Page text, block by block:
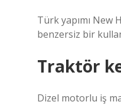
Türk yapımı New
benzersiz bir
Traktör
Dizel motorlu iş